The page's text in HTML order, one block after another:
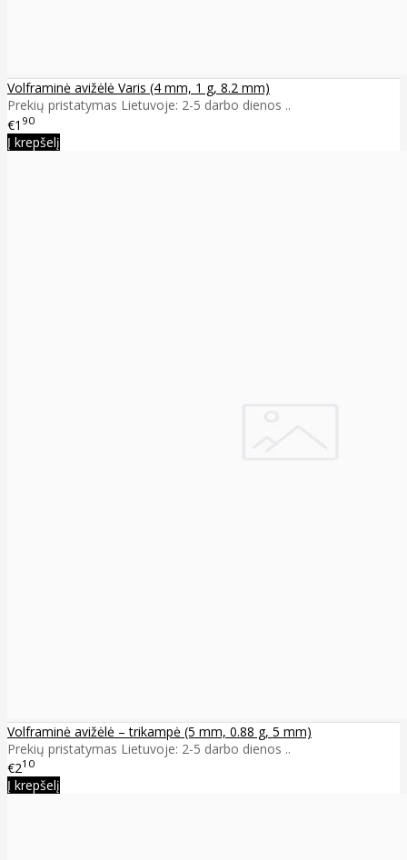
Volframinė avižėlė Varis (4 mm, 1 g, 8.2 mm)
Prekių pristatymas Lietuvoje: 2-5 darbo dienos ..
€1 90
Į krepšelį
Volframinė avižėlė – trikampė (5 mm, 0.88 g, 5 mm)
Prekių pristatymas Lietuvoje: 2-5 darbo dienos ..
€210
Į krepšelį